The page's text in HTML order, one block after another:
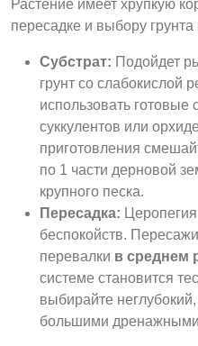
Растение имеет хрупкую
пересадке и выбору
Субстрат: Подойдет
грунт со слабокислой
использовать готовые
суккулентов или
приготовления
по 1 части дерновой
крупного песка.
Пересадка:
беспокойств.
перевалки в среднем
системе становится
выбирайте
большими дренажными